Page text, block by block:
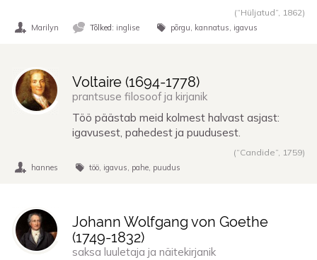
(“Hüljatud”, 1862)
Marilyn Tõlked: inglise põrgu kannatus igavus
Voltaire (1694-1778)
prantsuse filosoof ja kirjanik
Töö päästab meid kolmest halvast asjast:
igavusest, pahedest ja puudusest.
(“Candide”, 1759)
hannes töö igavus pahe puudus
Johann Wolfgang von Goethe
(1749-1832)
saksa luuletaja ja näitekirjanik